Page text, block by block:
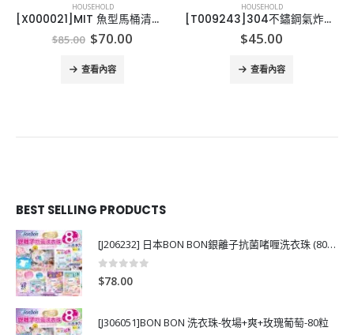
HOUSEHOLD
[X000021]MIT 魚型馬桶清潔劑 (一套2盒)
$85.00 Original
price
was:
$85.00.
$70.00
查看內容
HOUSEHOLD
[T009243]304不鏽鋼氣炸鍋專用防噴油網-19/21/23/25
$45.00
查看內容
BEST SELLING PRODUCTS
[J206232] 日本BON BON銀離子抗菌啫喱洗衣珠 (80粒)
0
$78.00
[J306051]BON BON 洗衣珠-牧場+爽+玫瑰葡萄-80粒